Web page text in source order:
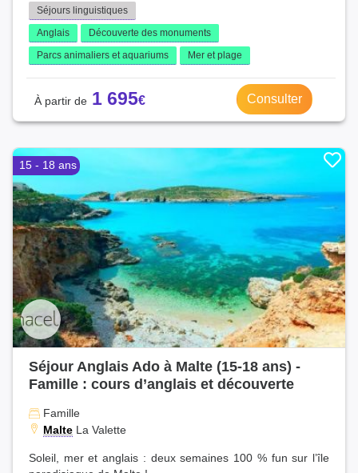
Séjours linguistiques
Anglais
Découverte des monuments
Parcs animaliers et aquariums
Mer et plage
1 695 Consulter
15 - 18 ans
Séjour Anglais Ado à Malte (15-18 ans) -
Famille : cours d’anglais et découverte
Famille
Malte La Valette
Soleil, mer et anglais : deux semaines 100 % fun sur l’île